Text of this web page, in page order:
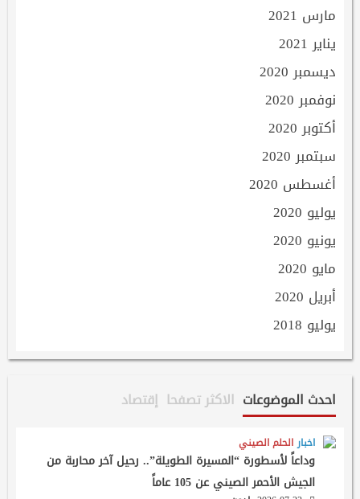
مارس 2021
يناير 2021
ديسمبر 2020
نوفمبر 2020
أكتوبر 2020
سبتمبر 2020
أغسطس 2020
يوليو 2020
يونيو 2020
مايو 2020
أبريل 2020
يوليو 2018
احدث الموضوعات الاكثر تصفحا إقتصاد
اخبار الحلم الصيني
وداعاً لأسطورة “المسيرة الطويلة”.. رحيل آخر محاربة من
الجيش الأحمر الصيني عن 105 عاماً